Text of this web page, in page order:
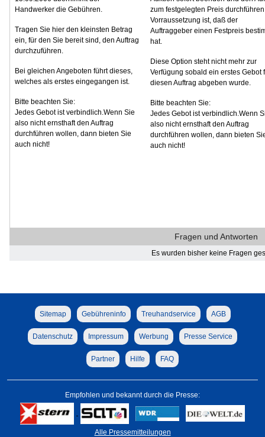
Handwerker die Gebühren.
Tragen Sie hier den kleinsten Betrag
ein, für den Sie bereit sind, den Auftrag
durchzuführen.
Bei gleichen Angeboten führt dieses,
welches als erstes eingegangen ist.
Bitte beachten Sie:
Jedes Gebot ist verbindlich.Wenn Sie
also nicht ernsthaft den Auftrag
durchführen wollen, dann bieten Sie
auch nicht!
zum festgelegten Preis
Vorraussetzung ist, daß der
Auftraggeber einen Festpreis
hat.
Diese Option steht nicht mehr zur
Verfügung sobald ein erstes Gebot
diesen Auftrag abgeben wurde.
Bitte beachten Sie:
Jedes Gebot ist verbindlich.Wenn
also nicht ernsthaft den Auftrag
durchführen wollen, dann bieten
auch nicht!
Fragen und Antworten
Es wurden bisher keine Fragen
Sitemap Gebühreninfo Treuhandservice AGB
Datenschutz Impressum Werbung Presse Service
Partner Hilfe FAQ
Empfohlen und bekannt durch die Presse:
Alle Pressemitteilungen